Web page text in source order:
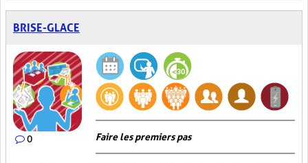
BRISE-GLACE
0 Faire les premiers pas